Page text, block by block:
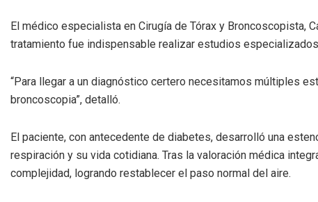
El médico especialista en Cirugía de Tórax y Broncoscopista,
tratamiento fue indispensable realizar estudios
“Para llegar a un diagnóstico certero necesitamos múltiples
broncoscopia”, detalló.
El paciente, con antecedente de diabetes, desarrolló una
respiración y su vida cotidiana. Tras la valoración médica
complejidad, logrando restablecer el paso normal del aire.